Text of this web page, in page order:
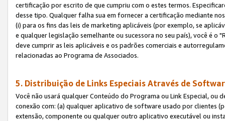
certificação por escrito de que cumpriu com o estes termos.
desse tipo. Qualquer falha sua em fornecer a certificação mediante
(i) para os fins das leis de marketing aplicáveis (por exemplo, se
e qualquer legislação semelhante ou sucessora no seu país), você é o
deve cumprir as leis aplicáveis e os padrões comerciais e
relacionadas ao Programa de Associados.
5. Distribuição de Links Especiais Através de
Você não usará qualquer Conteúdo do Programa ou Link Especial,
conexão com: (a) qualquer aplicativo de software usado por clientes
extensão, componente ou qualquer outro aplicativo executável ou